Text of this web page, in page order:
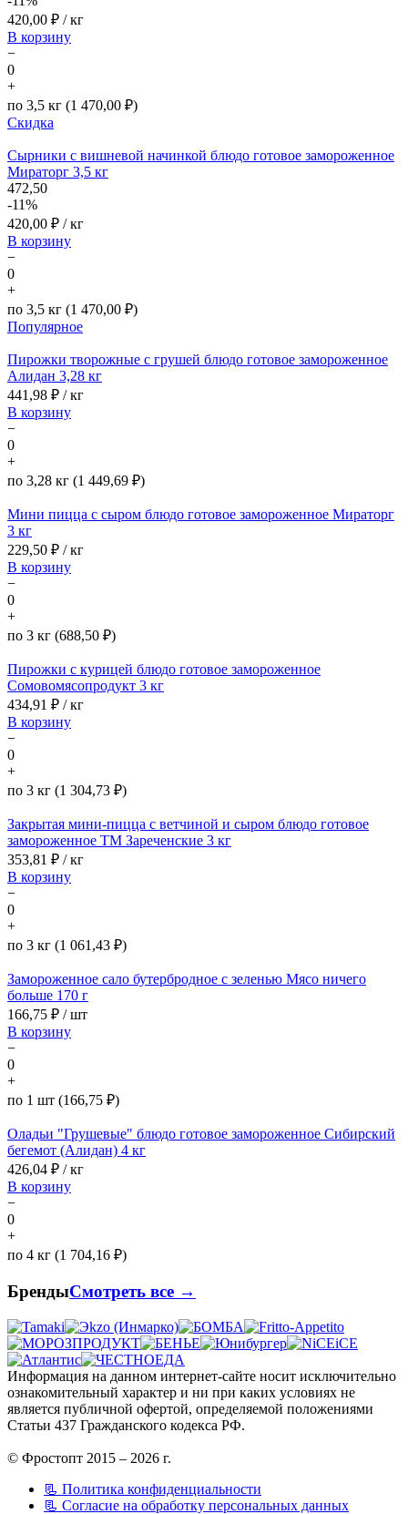
420,00 ₽ / кг
В корзину
−
0
+
по 3,5 кг (1 470,00 ₽)
Скидка
Сырники с вишневой начинкой блюдо готовое замороженное
Мираторг 3,5 кг
472,50
-11%
420,00 ₽ / кг
В корзину
−
0
+
по 3,5 кг (1 470,00 ₽)
Популярное
Пирожки творожные с грушей блюдо готовое замороженное
Алидан 3,28 кг
441,98 ₽ / кг
В корзину
−
0
+
по 3,28 кг (1 449,69 ₽)
Мини пицца с сыром блюдо готовое замороженное Мираторг
3 кг
229,50 ₽ / кг
В корзину
−
0
+
по 3 кг (688,50 ₽)
Пирожки с курицей блюдо готовое замороженное
Сомовомясопродукт 3 кг
434,91 ₽ / кг
В корзину
−
0
+
по 3 кг (1 304,73 ₽)
Закрытая мини-пицца с ветчиной и сыром блюдо готовое
замороженное ТМ Зареченские 3 кг
353,81 ₽ / кг
В корзину
−
0
+
по 3 кг (1 061,43 ₽)
Замороженное сало бутербродное с зеленью Мясо ничего
больше 170 г
166,75 ₽ / шт
В корзину
−
0
+
по 1 шт (166,75 ₽)
Оладьи "Грушевые" блюдо готовое замороженное Сибирский
бегемот (Алидан) 4 кг
426,04 ₽ / кг
В корзину
−
0
+
по 4 кг (1 704,16 ₽)
БрендыСмотреть все →
Информация на данном интернет-сайте носит исключительно
ознакомительный характер и ни при каких условиях не
является публичной офертой, определяемой положениями
Статьи 437 Гражданского кодекса РФ.
© Фростопт 2015 – 2026 г.
📃 Политика конфиденциальности
📃 Согласие на обработку персональных данных